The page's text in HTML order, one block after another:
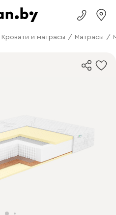
Кровати и матрасы / Матрасы /